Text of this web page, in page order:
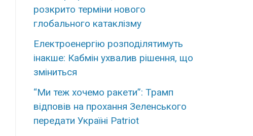
розкрито терміни нового
глобального катаклізму
Електроенергію розподілятимуть
інакше: Кабмін ухвалив рішення, що
зміниться
“Ми теж хочемо ракети”: Трамп
відповів на прохання Зеленського
передати Україні Patriot